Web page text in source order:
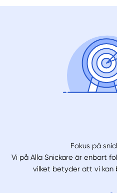
Fokus på
Vi på Alla Snickare är enbart
vilket betyder att vi kan